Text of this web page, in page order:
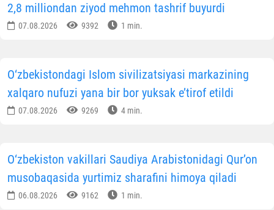
2,8 milliondan ziyod mehmon tashrif buyurdi
07.08.2026 9392 1 min.
O‘zbekistondagi Islom sivilizatsiyasi markazining
xalqaro nufuzi yana bir bor yuksak e’tirof etildi
07.08.2026 9269 4 min.
O‘zbekiston vakillari Saudiya Arabistonidagi Qur’on
musobaqasida yurtimiz sharafini himoya qiladi
06.08.2026 9162 1 min.